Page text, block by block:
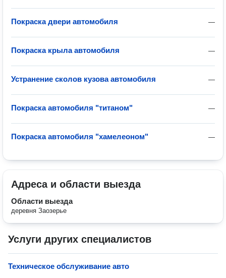
—
Покраска двери автомобиля
—
Покраска крыла автомобиля
—
Устранение сколов кузова автомобиля
—
Покраска автомобиля "титаном"
—
Покраска автомобиля "хамелеоном"
Адреса и области выезда
Области выезда
деревня Заозерье
Услуги других специалистов
Техническое обслуживание авто